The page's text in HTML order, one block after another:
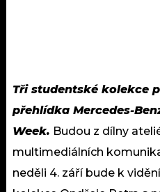
Tři studentské kolekce
přehlídka Mercedes-
Week. Budou z dílny
multimediálních
neděli 4. září bude k